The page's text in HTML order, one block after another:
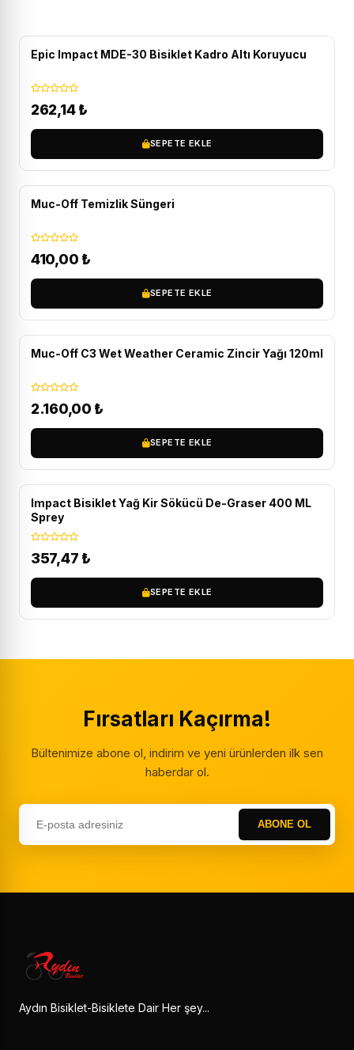
Epic Impact MDE-30 Bisiklet Kadro Altı Koruyucu
262,14₺
SEPETE EKLE
Muc-Off Temizlik Süngeri
410,00 ₺
SEPETE EKLE
Muc-Off C3 Wet Weather Ceramic Zincir Yağı 120ml
2.160,00 ₺
SEPETE EKLE
Impact Bisiklet Yağ Kir Sökücü De-Graser 400 ML
Sprey
357,47 ₺
SEPETE EKLE
Fırsatları Kaçırma!
Bültenimize abone ol, indirim ve yeni ürünlerden ilk sen
haberdar ol.
ABONE OL
Aydın Bisiklet-Bisiklete Dair Her şey...